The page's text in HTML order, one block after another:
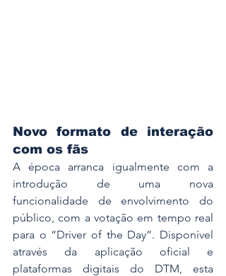
Novo formato de interação
com os fãs
A época arranca igualmente com a
introdução de uma nova
funcionalidade de envolvimento do
público, com a votação em tempo real
para o “Driver of the Day”. Disponível
através da aplicação oficial e
plataformas digitais do DTM, esta